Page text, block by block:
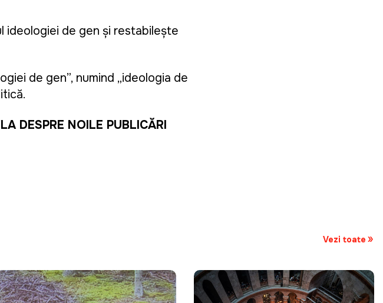
ideologiei de gen și restabilește
de gen”, numind „ideologia de
DESPRE NOILE PUBLICĂRI
Vezi toate